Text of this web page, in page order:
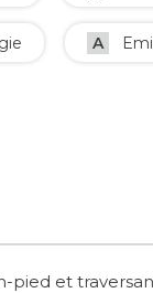
A
pied et